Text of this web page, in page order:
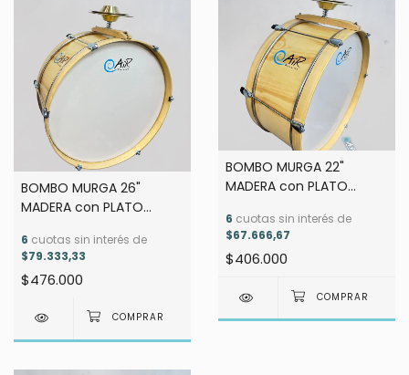
BOMBO MURGA 26"
MADERA con PLATO
6 cuotas sin interés de
$79.333,33
$476.000
BOMBO MURGA 22"
MADERA con PLATO
6 cuotas sin interés de
$67.666,67
$406.000